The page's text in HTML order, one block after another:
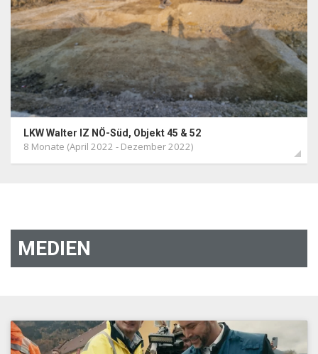
LKW Walter IZ NÖ-Süd, Objekt 45 & 52
8 Monate (April 2022 - Dezember 2022)
MEDIEN